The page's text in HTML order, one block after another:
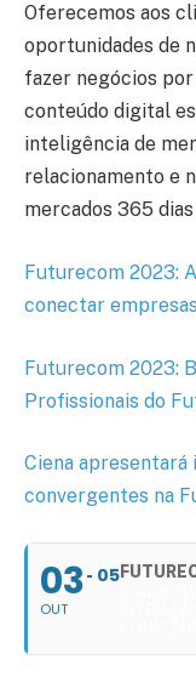
Oferecemos aos
oportunidades de
fazer negócios
conteúdo digital
inteligência de
relacionamento e
mercados 365
Futurecom 2023:
conectar
Futurecom 2023:
Profissionais do
Ciena
convergentes na
03
OUT
05